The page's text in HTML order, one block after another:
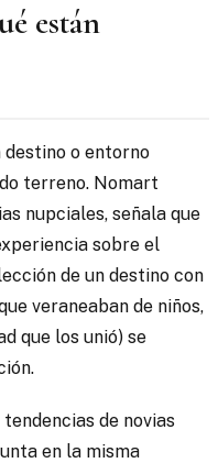
están
destino o entorno
terreno. Nomart
nupciales, señala que
sobre el
de un destino con
veraneaban de niños,
que los unió) se
de novias
en la misma